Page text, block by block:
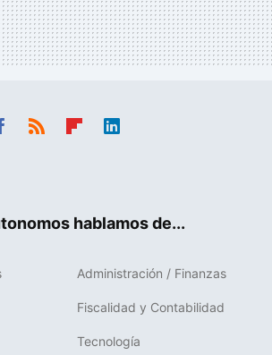
hablamos de...
Administración / Finanzas
Fiscalidad y Contabilidad
Tecnología